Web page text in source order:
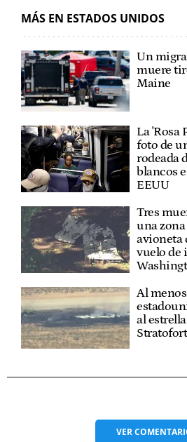
MÁS EN ESTADOS UNIDOS
Un
muere
Maine
La 'Rosa
foto de
rodeada
blancos
EEUU
Tres
una
avioneta
vuelo de
Al
al
VER